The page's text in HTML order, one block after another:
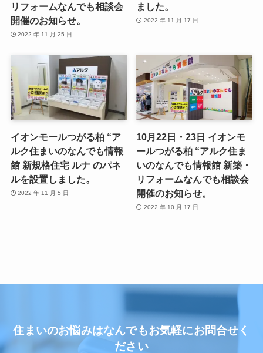
リフォームなんでも相談会
開催のお知らせ。
2022 年 11 月 25 日
ました。
2022 年 11 月 17 日
イオンモールつがる柏 “ア
ルク住まいのなんでも情報
館 新規格住宅 ルナ のパネ
ルを設置しました。
2022 年 11 月 5 日
10月22日・23日 イオンモ
ールつがる柏 “アルク住ま
いのなんでも情報館 新築・
リフォームなんでも相談会
開催のお知らせ。
2022 年 10 月 17 日
住まいのお悩みはなんでもお気軽にお問合せく
ださい